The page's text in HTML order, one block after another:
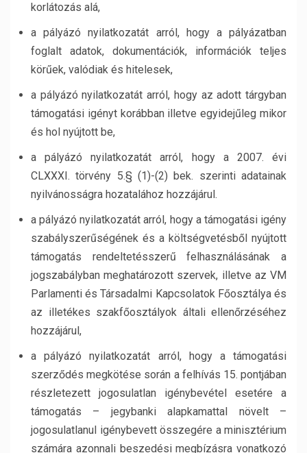
korlátozás alá,
a pályázó nyilatkozatát arról, hogy a pályázatban
foglalt adatok, dokumentációk, információk teljes
körűek, valódiak és hitelesek,
a pályázó nyilatkozatát arról, hogy az adott tárgyban
támogatási igényt korábban illetve egyidejűleg mikor
és hol nyújtott be,
a pályázó nyilatkozatát arról, hogy a 2007. évi
CLXXXI. törvény 5.§ (1)-(2) bek. szerinti adatainak
nyilvánosságra hozatalához hozzájárul.
a pályázó nyilatkozatát arról, hogy a támogatási igény
szabályszerűségének és a költségvetésből nyújtott
támogatás rendeltetésszerű felhasználásának a
jogszabályban meghatározott szervek, illetve az VM
Parlamenti és Társadalmi Kapcsolatok Főosztálya és
az illetékes szakfőosztályok általi ellenőrzéséhez
hozzájárul,
a pályázó nyilatkozatát arról, hogy a támogatási
szerződés megkötése során a felhívás 15. pontjában
részletezett jogosulatlan igénybevétel esetére a
támogatás – jegybanki alapkamattal növelt –
jogosulatlanul igénybevett összegére a minisztérium
számára azonnali beszedési megbízásra vonatkozó